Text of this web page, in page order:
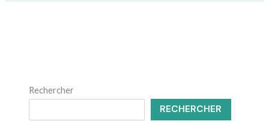
Rechercher
RECHERCHER